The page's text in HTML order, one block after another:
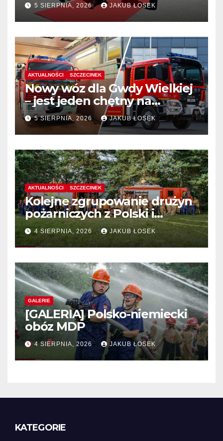
5 SIERPNIA, 2026 JAKUB ŁOSEK
AKTUALNOŚCI SZCZECINEK
Nowy wóz dla Gwdy Wielkiej
– jest jeden chętny na
dostawę
5 SIERPNIA, 2026 JAKUB ŁOSEK
AKTUALNOŚCI SZCZECINEK
Kolejne zgrupowanie drużyn
pożarniczych z Polski i
Niemiec w regionie
4 SIERPNIA, 2026 JAKUB ŁOSEK
GALERIE
[GALERIA] Polsko-niemiecki
obóz MDP
4 SIERPNIA, 2026 JAKUB ŁOSEK
KATEGORIE